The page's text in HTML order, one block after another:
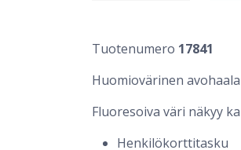
Tuotenumero 17841
Huomiovärinen
Fluoresoiva väri näkyy
Henkilökorttitasku